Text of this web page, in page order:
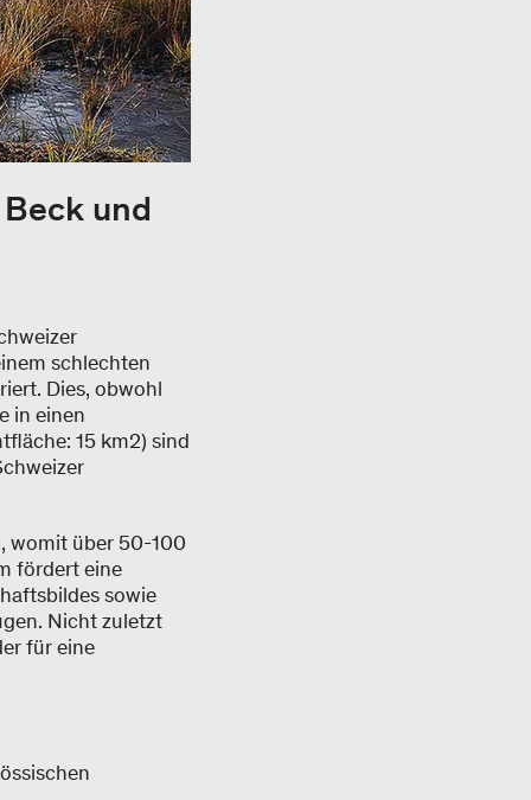
und
schlechten
Dies, obwohl
in einen
15 km2) sind
womit über 50-100
fördert eine
sowie
Nicht zuletzt
für eine